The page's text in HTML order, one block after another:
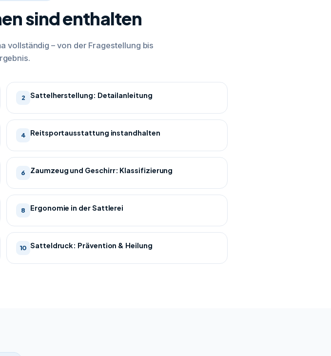
sind enthalten
vollständig – von der Fragestellung bis
2 Sattelherstellung: Detailanleitung
4 Reitsportausstattung instandhalten
6 Zaumzeug und Geschirr: Klassifizierung
8 Ergonomie in der Sattlerei
10 Satteldruck: Prävention & Heilung